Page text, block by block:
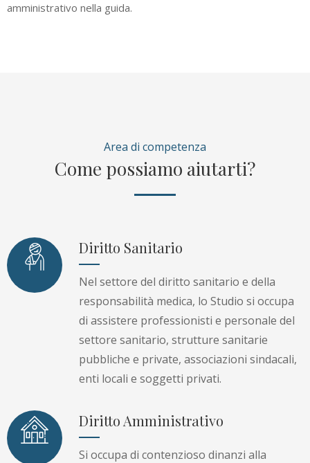
amministrativo nella guida.
Area di competenza
Come possiamo aiutarti?
Diritto Sanitario
Nel settore del diritto sanitario e della
responsabilità medica, lo Studio si occupa
di assistere professionisti e personale del
settore sanitario, strutture sanitarie
pubbliche e private, associazioni sindacali,
enti locali e soggetti privati.
Diritto Amministrativo
Si occupa di contenzioso dinanzi alla